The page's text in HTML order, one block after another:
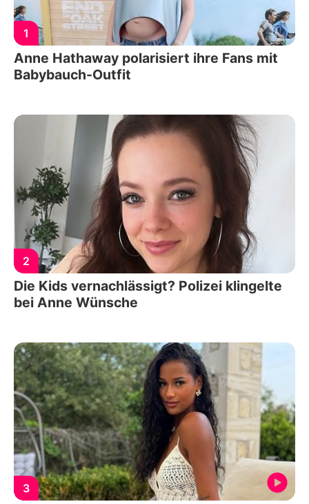
1
Anne Hathaway polarisiert ihre Fans mit
Babybauch-Outfit
2
Die Kids vernachlässigt? Polizei klingelte
bei Anne Wünsche
3